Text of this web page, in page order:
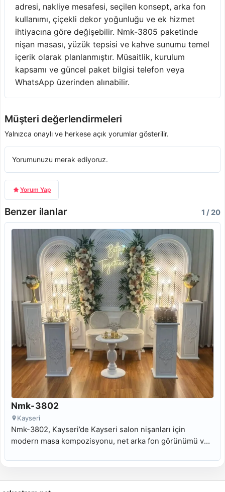
adresi, nakliye mesafesi, seçilen konsept, arka fon
kullanımı, çiçekli dekor yoğunluğu ve ek hizmet
ihtiyacına göre değişebilir. Nmk-3805 paketinde
nişan masası, yüzük tepsisi ve kahve sunumu temel
içerik olarak planlanmıştır. Müsaitlik, kurulum
kapsamı ve güncel paket bilgisi telefon veya
WhatsApp üzerinden alınabilir.
Müşteri değerlendirmeleri
Yalnızca onaylı ve herkese açık yorumlar gösterilir.
Yorumunuzu merak ediyoruz.
Yorum Yap
Benzer ilanlar 1 / 20
Nmk-3802
Kayseri
Nmk-3802, Kayseri’de Kayseri salon nişanları için
modern masa kompozisyonu, net arka fon görünümü ve